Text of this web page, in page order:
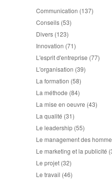
Communication (137)
Conseils (53)
Divers (123)
Innovation (71)
L'esprit d'entreprise (77)
L'organisation (39)
La formation (58)
La méthode (84)
La mise en oeuvre (43)
La qualité (31)
Le leadership (55)
Le management des
Le marketing et la publicité
Le projet (32)
Le travail (46)